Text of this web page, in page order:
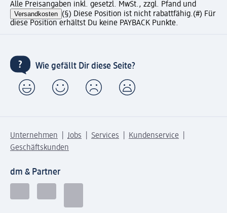
Alle Preisangaben inkl. gesetzl. MwSt., zzgl. Pfand und
Versandkosten (§) Diese Position ist nicht rabattfähig.(#) Für
diese Position erhältst Du keine PAYBACK Punkte.
Wie gefällt Dir diese Seite?
Unternehmen Jobs Services
Kundenservice
Geschäftskunden
dm & Partner